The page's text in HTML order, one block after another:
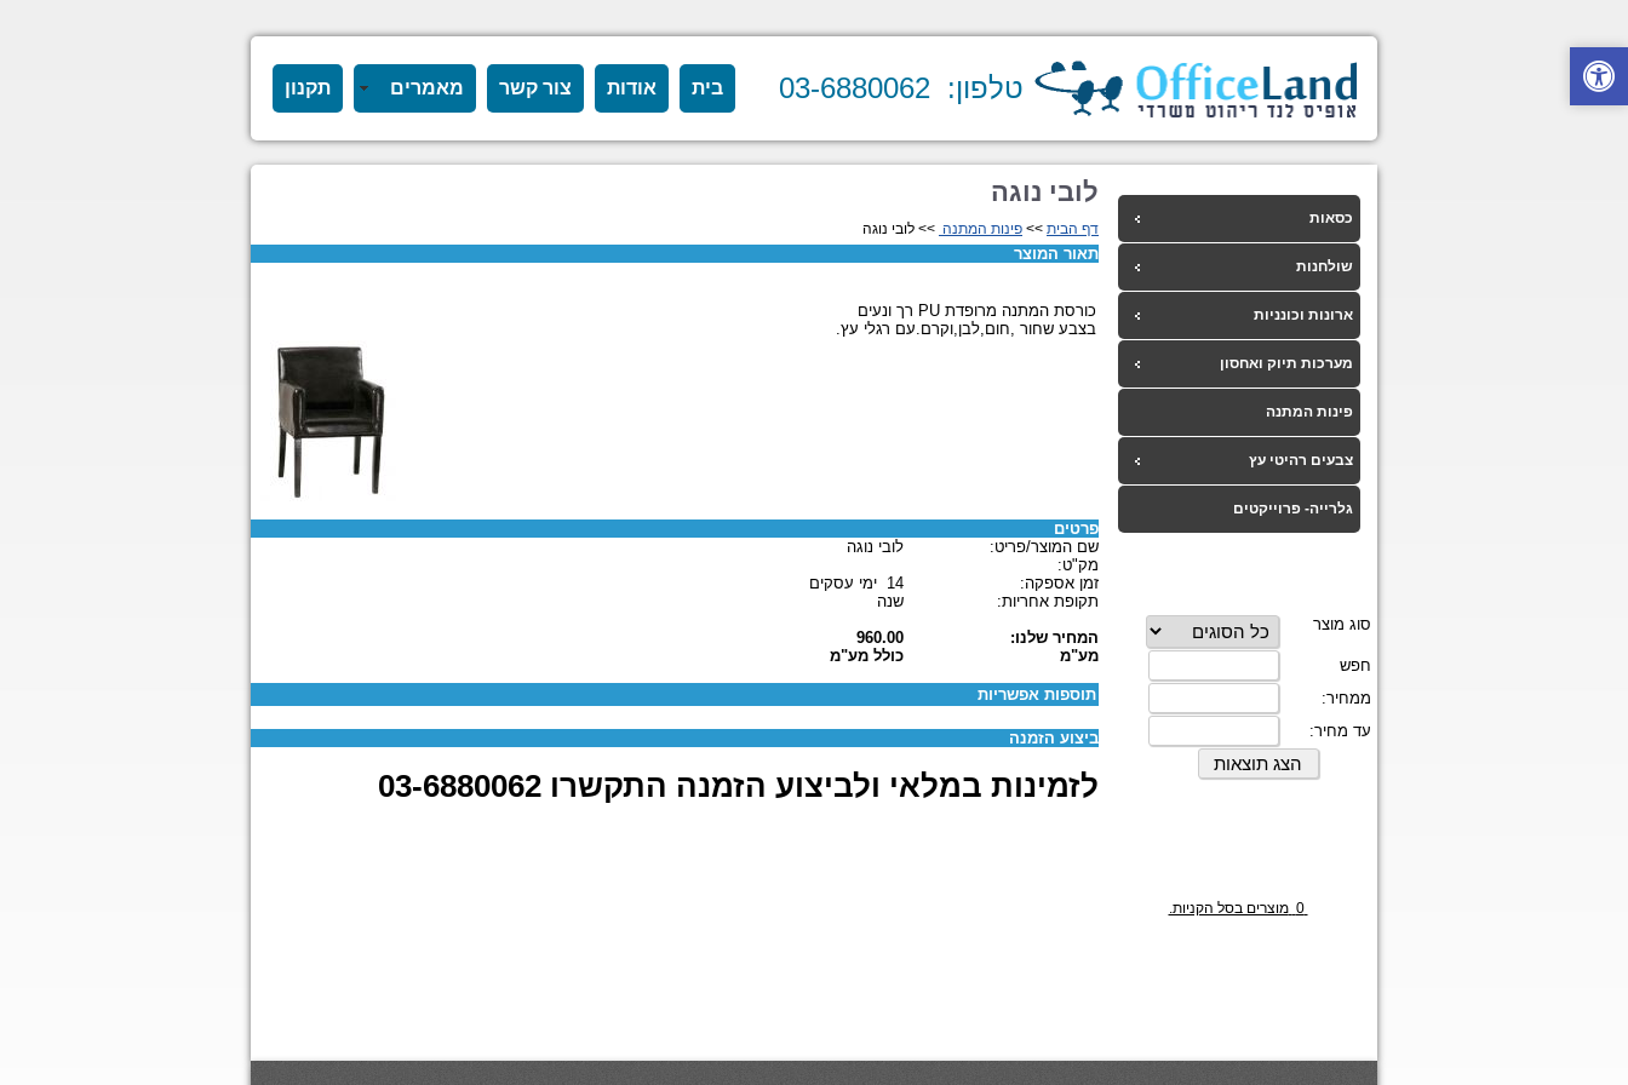
טלפון: 03-6880062 בית אודות צור קשר מאמרים תקנון
כסאות
שולחנות
ארונות וכונניות
מערכות תיוק ואחסון
פינות המתנה
צבעים רהיטי עץ
גלרייה- פרוייקטים
0 מוצרים בסל הקניות.
לובי נוגה
דף הבית >> פינות המתנה >> לובי נוגה
תאור המוצר
כורסת המתנה מרופדת PU רך ונעים
בצבע שחור ,חום,לבן,וקרם.עם רגלי עץ.
פרטים
שם המוצר/פריט:
לובי נוגה
מק"ט:
זמן אספקה:
14 ימי עסקים
תקופת אחריות:
שנה
המחיר שלנו:
960.00
מע"מ
כולל מע"מ
תוספות אפשריות
ביצוע הזמנה
לזמינות במלאי ולביצוע הזמנה התקשרו 03-6880062